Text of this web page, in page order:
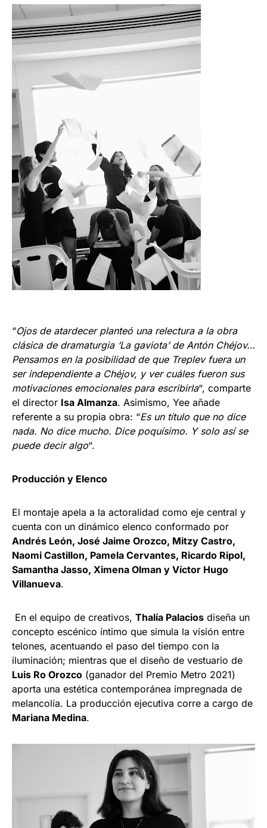
“Ojos de atardecer planteó una relectura a la obra
clásica de dramaturgia ‘La gaviota’ de Antón Chéjov…
Pensamos en la posibilidad de que Treplev fuera un
ser independiente a Chéjov, y ver cuáles fueron sus
motivaciones emocionales para escribirla“, comparte
el director Isa Almanza. Asimismo, Yee añade
referente a su propia obra: “Es un título que no dice
nada. No dice mucho. Dice poquísimo. Y solo así se
puede decir algo“.
Producción y Elenco
El montaje apela a la actoralidad como eje central y
cuenta con un dinámico elenco conformado por
Andrés León, José Jaime Orozco, Mitzy Castro,
Naomi Castillon, Pamela Cervantes, Ricardo Ripol,
Samantha Jasso, Ximena Olman y Víctor Hugo
Villanueva.
En el equipo de creativos, Thalía Palacios diseña un
concepto escénico íntimo que simula la visión entre
telones, acentuando el paso del tiempo con la
iluminación; mientras que el diseño de vestuario de
Luis Ro Orozco (ganador del Premio Metro 2021)
aporta una estética contemporánea impregnada de
melancolía. La producción ejecutiva corre a cargo de
Mariana Medina.